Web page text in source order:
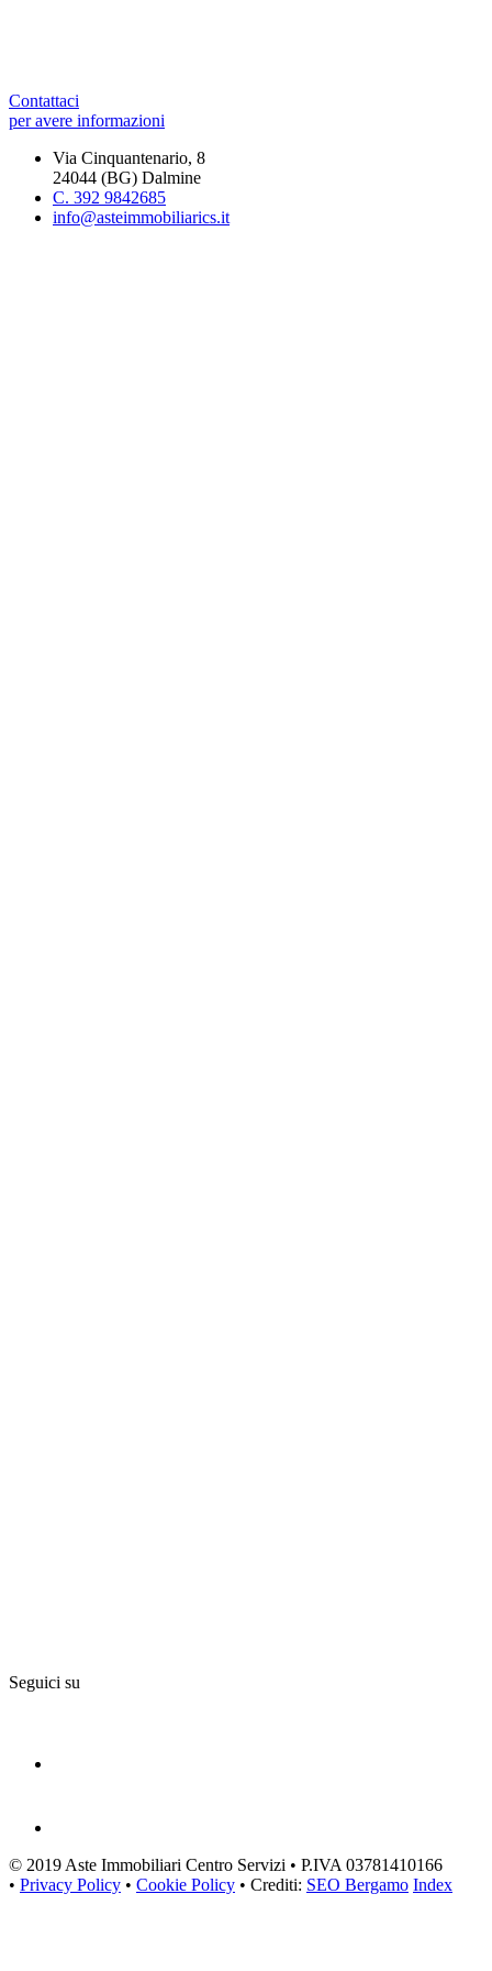
Contattaci
per avere informazioni
Via Cinquantenario, 8
24044 (BG) Dalmine
C. 392 9842685
info@asteimmobiliarics.it
Seguici su
© 2019 Aste Immobiliari Centro Servizi • P.IVA 03781410166
• Privacy Policy • Cookie Policy • Crediti: SEO Bergamo Index